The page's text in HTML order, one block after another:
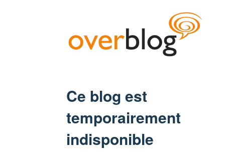
Ce blog est
temporairement
indisponible